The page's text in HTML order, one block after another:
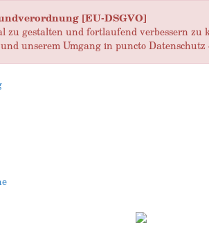
[EU-DSGVO]
zu gestalten und fortlaufend verbessern
unserem Umgang in puncto